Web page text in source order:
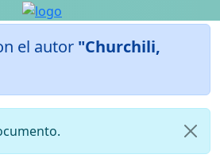
el autor "Churchili,